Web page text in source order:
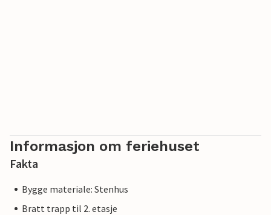
Informasjon om feriehuset
Fakta
Bygge materiale: Stenhus
Bratt trapp til 2. etasje